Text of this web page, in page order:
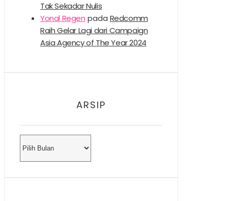
Tak Sekadar Nulis
Yonal Regen pada Redcomm
Raih Gelar Lagi dari Campaign
Asia Agency of The Year 2024
ARSIP